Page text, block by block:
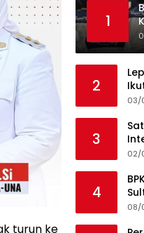
turun ke
1
2
Ini
03/
3
02/
4
08/